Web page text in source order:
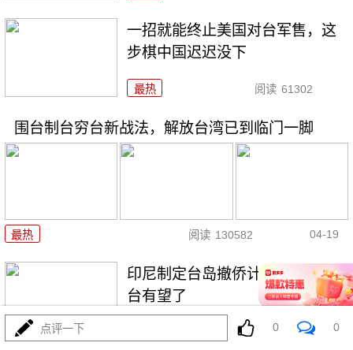
一招就能终止美国对台军售，这
步棋中国迟迟没下
最热 阅读 61302
围台制台穷台新战法，解放台湾已到临门一脚
最热 阅读 130582 04-19
印尼制定台岛撤侨计划，​大陆收
台有望了
阅读 58820
点评一下 0 0